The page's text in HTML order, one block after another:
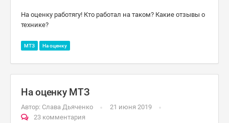
На оценку работягу! Кто работал на таком? Какие отзывы о
технике?
МТЗ На оценку
На оценку МТЗ
Автор: Слава Дьяченко
21 июня 2019
23 комментария